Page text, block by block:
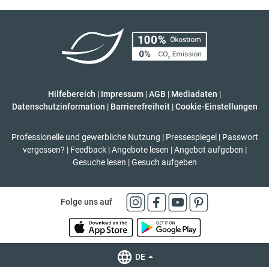
Hilfebereich | Impressum |AGB | Mediadaten |
Datenschutzinformation | Barrierefreiheit | Cookie-Einstellungen
Professionelle und gewerbliche Nutzung | Pressespiegel | Passwort
vergessen? | Feedback | Angebote lesen | Angebot aufgeben |
Gesuche lesen | Gesuch aufgeben
Folge uns auf
DE